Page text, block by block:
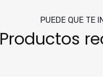
PUEDE QUE TE
Productos